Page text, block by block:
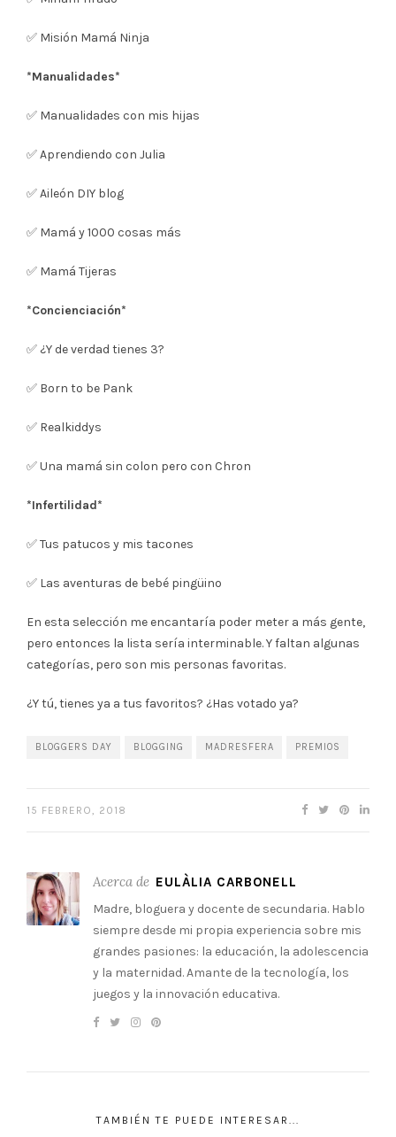
✅ Misión Mamá Ninja
*Manualidades*
✅ Manualidades con mis hijas
✅ Aprendiendo con Julia
✅ Aileón DIY blog
✅ Mamá y 1000 cosas más
✅ Mamá Tijeras
*Concienciación*
✅ ¿Y de verdad tienes 3?
✅ Born to be Pank
✅ Realkiddys
✅ Una mamá sin colon pero con Chron
*Infertilidad*
✅ Tus patucos y mis tacones
✅ Las aventuras de bebé pingüino
En esta selección me encantaría poder meter a más gente,
pero entonces la lista sería interminable. Y faltan algunas
categorías, pero son mis personas favoritas.
¿Y tú, tienes ya a tus favoritos? ¿Has votado ya?
BLOGGERS DAY BLOGGING MADRESFERA PREMIOS
15 FEBRERO, 2018
Acerca de EULÀLIA CARBONELL
Madre, bloguera y docente de secundaria. Hablo
siempre desde mi propia experiencia sobre mis
grandes pasiones: la educación, la adolescencia
y la maternidad. Amante de la tecnología, los
juegos y la innovación educativa.
TAMBIÉN TE PUEDE INTERESAR...